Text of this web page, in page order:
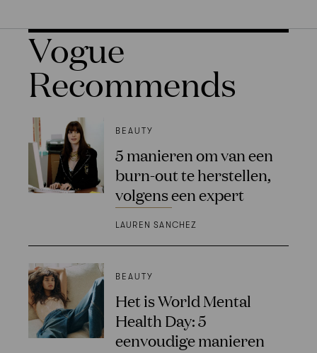
Vogue
Recommends
BEAUTY
5 manieren om van een
burn-out te herstellen,
volgens een expert
LAUREN SANCHEZ
BEAUTY
Het is World Mental
Health Day: 5
eenvoudige manieren